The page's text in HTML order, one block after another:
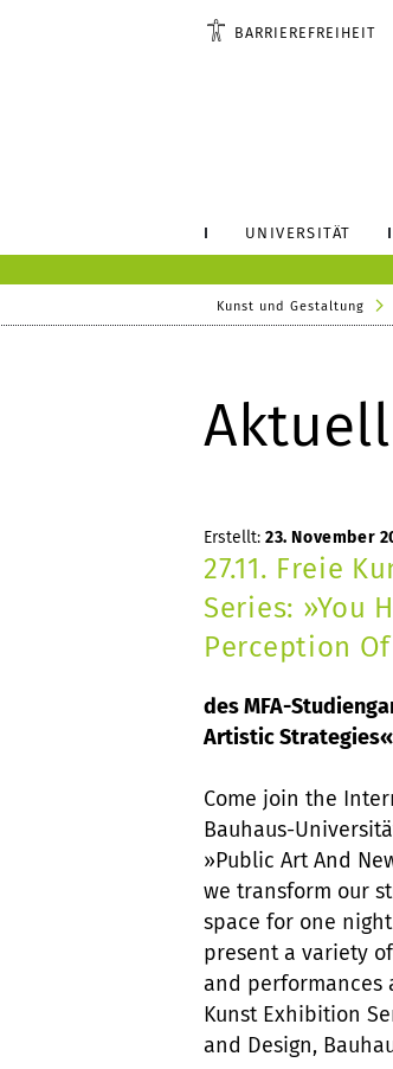
BARRIEREFREIHEIT
UNIVERSITÄT
Kunst und Gestaltung
Erstellt: 23. November
27.11. Freie
Series: »You
Perception
des MFA-
Artistic Strategies«
Come join the
Bauhaus-
»Public Art And
we transform our
space for one
present a variety
and performances
Kunst Exhibition
and Design,